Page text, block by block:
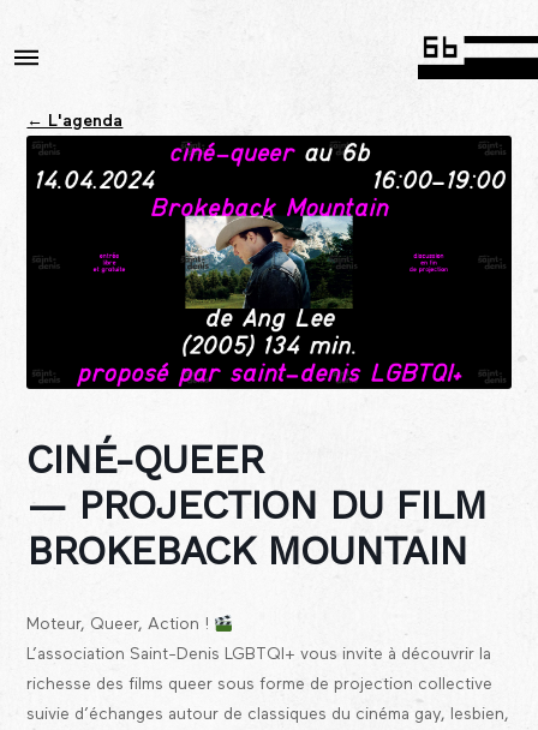
← L'agenda
CINÉ-QUEER
— PROJECTION DU FILM
BROKEBACK MOUNTAIN
Moteur, Queer, Action !
L’association Saint-Denis LGBTQI+ vous invite à découvrir la
richesse des films queer sous forme de projection collective
suivie d’échanges autour de classiques du cinéma gay, lesbien,